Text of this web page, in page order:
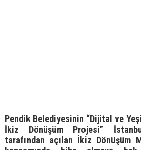
Pendik Belediyesinin “Dijital ve
İkiz Dönüşüm Projesi”
tarafından açılan İkiz Dönüşüm